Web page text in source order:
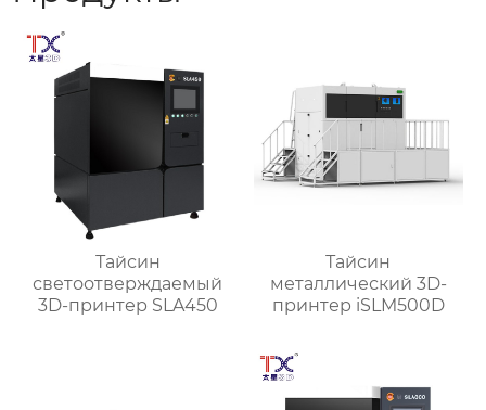
Тайсин
светоотверждаемый
3D-принтер SLA450
Тайсин
металлический 3D-
принтер iSLM500D